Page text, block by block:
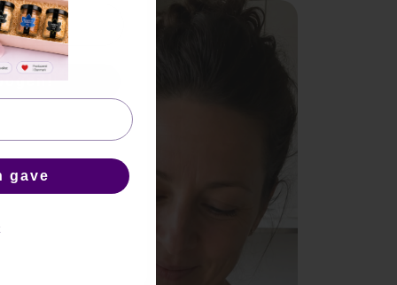
gave